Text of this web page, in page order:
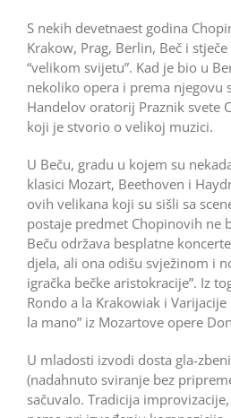
S nekih devetnaest godina
Krakow, Prag, Berlin, Beč i
“velikom svijetu”. Kad je bio u
nekoliko opera i prema njegovu
Handelov oratorij Praznik svete
koji je stvorio o velikoj muzici.
U Beču, gradu u kojem su
klasici Mozart, Beethoven i
ovih velikana koji su sišli sa
postaje predmet Chopinovih ne
Beču održava besplatne
djela, ali ona odišu svježinom i
igračka bečke aristokracije”. Iz
Rondo a la Krakowiak i
la mano” iz Mozartove opere
U mladosti izvodi dosta gla-
(nadahnuto sviranje bez
sačuvalo. Tradicija